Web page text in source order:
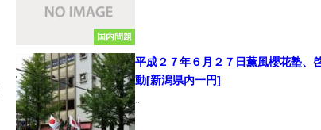
国内問題
平成２７年６月２７日薫風櫻花塾、
動[新潟県内一円]
...